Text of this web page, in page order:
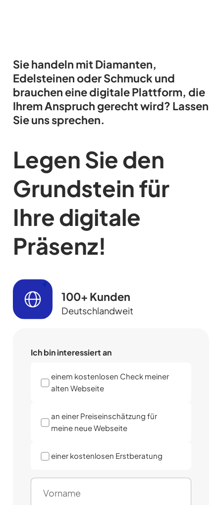
Sie handeln mit Diamanten,
Edelsteinen oder Schmuck und
brauchen eine digitale Plattform, die
Ihrem Anspruch gerecht wird? Lassen
Sie uns sprechen.
Legen Sie den
Grundstein für
Ihre digitale
Präsenz!
100+ Kunden
Deutschlandweit
Ich bin interessiert an
einem kostenlosen Check meiner
alten Webseite
an einer Preiseinschätzung für
meine neue Webseite
einer kostenlosen Erstberatung
N